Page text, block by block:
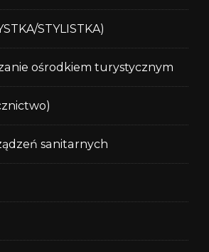
STYLISTKA)
ośrodkiem turystycznym
sanitarnych